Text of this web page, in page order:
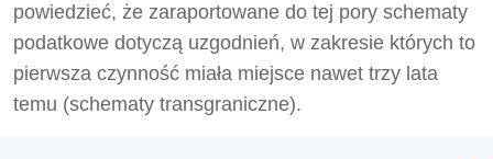
powiedzieć, że zaraportowane do tej pory schematy
podatkowe dotyczą uzgodnień, w zakresie których to
pierwsza czynność miała miejsce nawet trzy lata
temu (schematy transgraniczne).